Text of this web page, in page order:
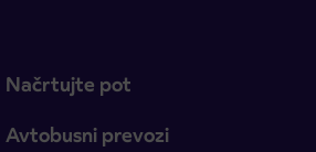
Načrtujte pot
Avtobusni prevozi